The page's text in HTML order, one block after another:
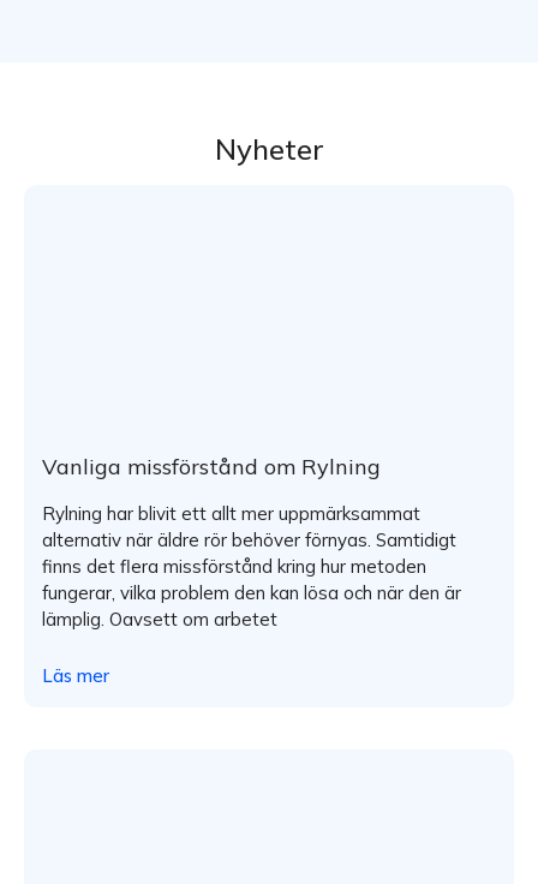
Nyheter
Vanliga missförstånd om Rylning
Rylning har blivit ett allt mer uppmärksammat
alternativ när äldre rör behöver förnyas. Samtidigt
finns det flera missförstånd kring hur metoden
fungerar, vilka problem den kan lösa och när den är
lämplig. Oavsett om arbetet
Läs mer